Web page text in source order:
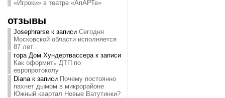
«Игроки» в театре «АпАРТе»
отзывы
Josephrarseк записи Сегодня
Московской области исполняется
87 лет
гора Дом Хундертвассерак записи
Как оформить ДТП по
европротоколу
Dianaк записи Почему постоянно
пахнет дымом в микрорайоне
Южный квартал Новые Ватутинки?